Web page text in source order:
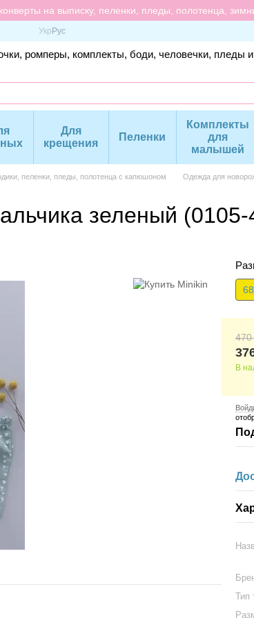
на выписку, пеленки, пледы, полотенца,
Укр Рус
ромперы, комплекты, боди, человечки, пледы и
Для
крещения
Пеленки
Комплекты
для
малышей
пеленки, пледы, полотенца с капюшоном Одежда для
зеленый (0105-
68
470
В
Тип